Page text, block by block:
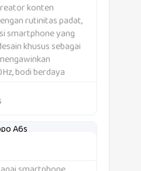
konten
rutinitas padat,
smartphone yang
khusus sebagai
bodi berdaya
navigasi
belajar
ini
utamanya: